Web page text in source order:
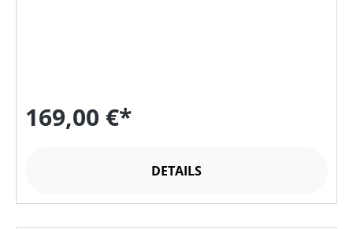
169,00 €*
DETAILS